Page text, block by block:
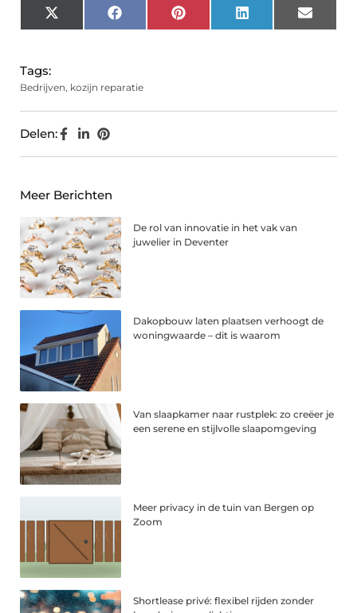
X
(Twitter)
FacebookPinterest LinkedIn Email
Tags:
Bedrijven, kozijn reparatie
Delen:
Meer Berichten
De rol van innovatie in het vak van
juwelier in Deventer
Dakopbouw laten plaatsen verhoogt de
woningwaarde – dit is waarom
Van slaapkamer naar rustplek: zo creëer je
een serene en stijlvolle slaapomgeving
Meer privacy in de tuin van Bergen op
Zoom
Shortlease privé: flexibel rijden zonder